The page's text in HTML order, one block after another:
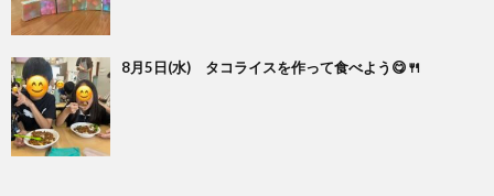
8月5日(水) タコライスを作って食べよう😋🍴